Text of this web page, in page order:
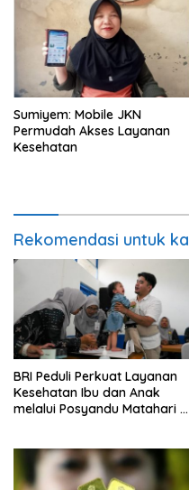
Sumiyem: Mobile JKN
Permudah Akses Layanan
Kesehatan
Rekomendasi untuk
BRI Peduli Perkuat Layanan
Kesehatan Ibu dan Anak
melalui Posyandu Matahari di